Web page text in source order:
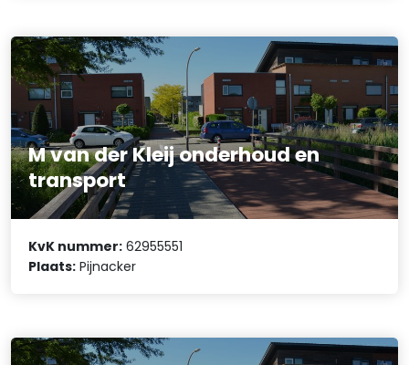
M van der Kleij onderhoud en
transport
KvK nummer: 62955551
Plaats: Pijnacker